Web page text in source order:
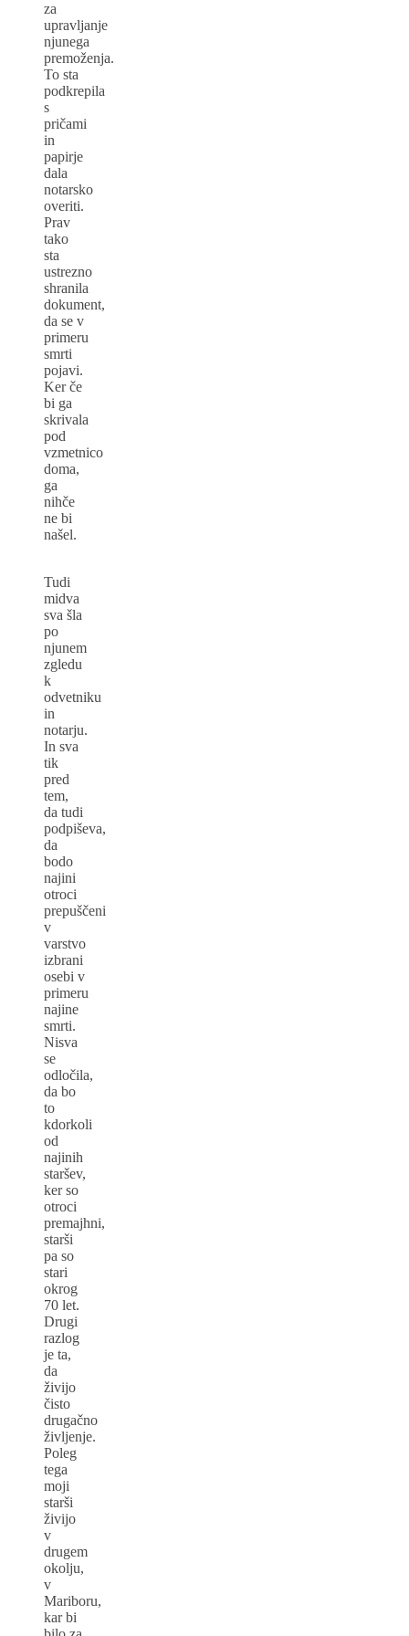
za
upravljanje
njunega
premoženja.
To sta
podkrepila
s
pričami
in
papirje
dala
notarsko
overiti.
Prav
tako
sta
ustrezno
shranila
dokument,
da se v
primeru
smrti
pojavi.
Ker če
bi ga
skrivala
pod
vzmetnico
doma,
ga
nihče
ne bi
našel.
Tudi
midva
sva šla
po
njunem
zgledu
k
odvetniku
in
notarju.
In sva
tik
pred
tem,
da tudi
podpiševa,
da
bodo
najini
otroci
prepuščeni
v
varstvo
izbrani
osebi v
primeru
najine
smrti.
Nisva
se
odločila,
da bo
to
kdorkoli
od
najinih
staršev,
ker so
otroci
premajhni,
starši
pa so
stari
okrog
70 let.
Drugi
razlog
je ta,
da
živijo
čisto
drugačno
življenje.
Poleg
tega
moji
starši
živijo
v
drugem
okolju,
v
Mariboru,
kar bi